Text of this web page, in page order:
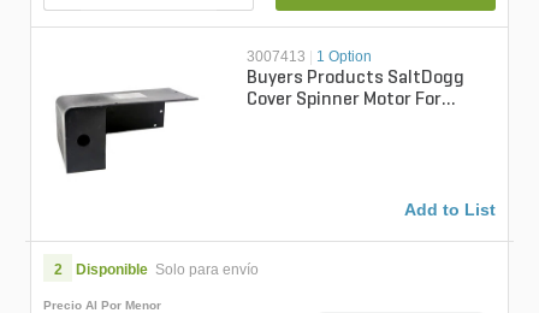
3007413 | 1 Option
Buyers Products SaltDogg
Cover Spinner Motor For
Add to List
2 Disponible Solo para envío
Precio Al Por Menor